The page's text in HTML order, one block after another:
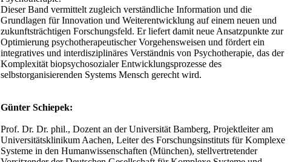
Dieser Band vermittelt zugleich verständliche Information und die
Grundlagen für Innovation und Weiterentwicklung auf einem neuen und
zukunftsträchtigen Forschungsfeld. Er liefert damit neue Ansatzpunkte zur
Optimierung psychotherapeutischer Vorgehensweisen und fördert ein
integratives und interdisziplinäres Verständnis von Psychotherapie, das der
Komplexität biopsychosozialer Entwicklungsprozesse des
selbstorganisierenden Systems Mensch gerecht wird.
Günter Schiepek:
Prof. Dr. Dr. phil., Dozent an der Universität Bamberg, Projektleiter am
Universitätsklinikum Aachen, Leiter des Forschungsinstituts für Komplexe
Systeme in den Humanwissenschaften (München), stellvertretender